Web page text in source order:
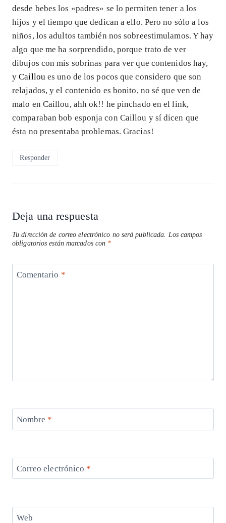
desde bebes los «padres» se lo permiten tener a los
hijos y el tiempo que dedican a ello. Pero no sólo a los
niños, los adultos también nos sobreestimulamos. Y hay
algo que me ha sorprendido, porque trato de ver
dibujos con mis sobrinas para ver que contenidos hay,
yCailloues uno de los pocos que considero que son
relajados, y el contenido es bonito, no sé que ven de
malo en Caillou, ahh ok!! he pinchado en el link,
comparaban bob esponja con Caillou y sí dicen que
ésta no presentaba problemas. Gracias!
Responder
Deja una respuesta
Tu dirección de correo electrónico no será publicada.
Los campos
obligatorios están marcados con *
Comentario *
Nombre *
Correo electrónico *
Web